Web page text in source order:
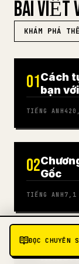
ĐỌC CHUYÊN
BÀI VIẾT
KHÁM PHÁ
01Cách
bạn
TIẾNG ANH
02Gốc
TIẾNG ANH7,1
03 Kioxia
Khác: